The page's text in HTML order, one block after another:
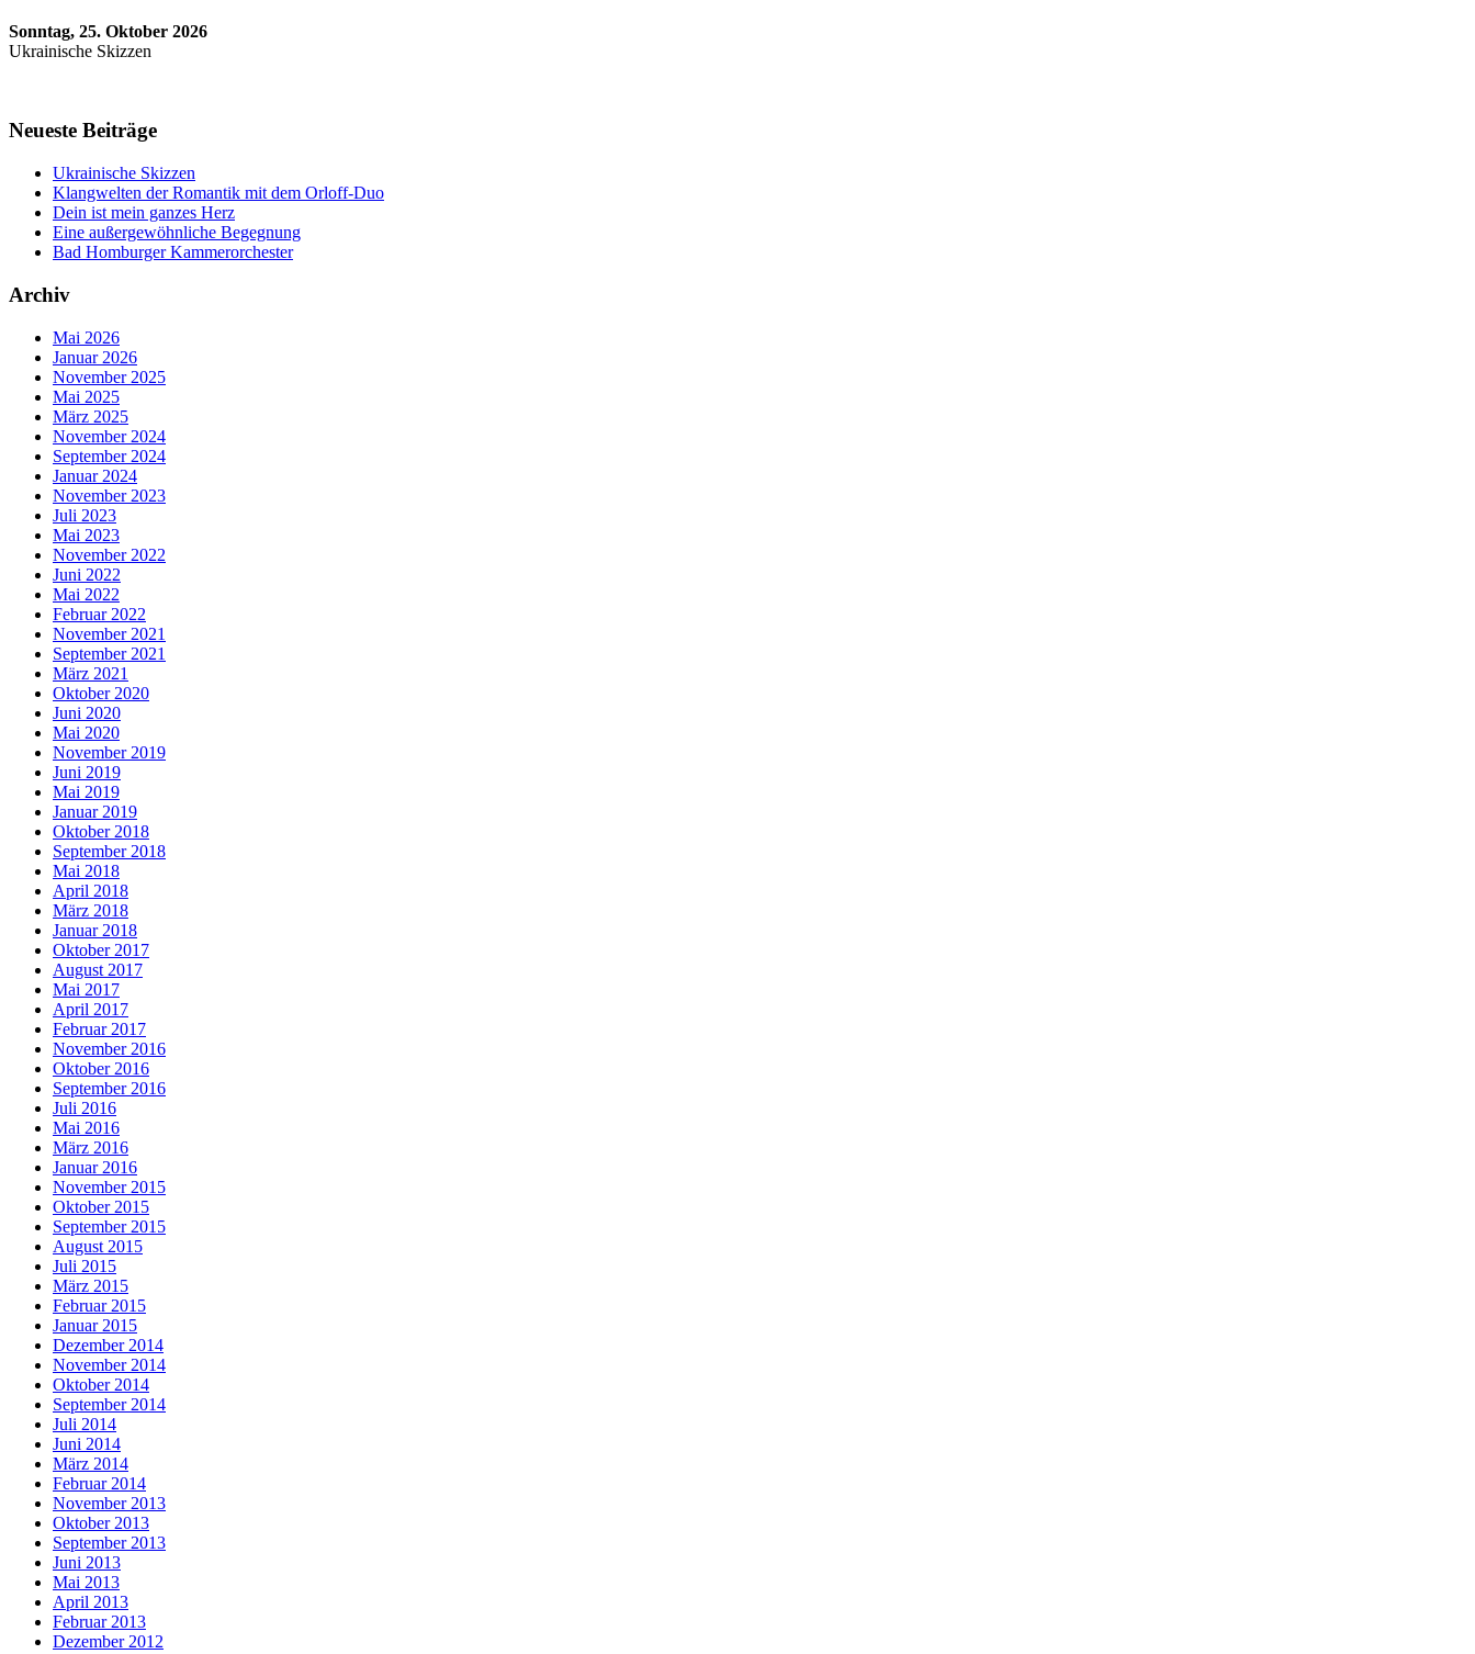
Sonntag, 25. Oktober 2026
Ukrainische Skizzen
Neueste Beiträge
Ukrainische Skizzen
Klangwelten der Romantik mit dem Orloff-Duo
Dein ist mein ganzes Herz
Eine außergewöhnliche Begegnung
Bad Homburger Kammerorchester
Archiv
Mai 2026
Januar 2026
November 2025
Mai 2025
März 2025
November 2024
September 2024
Januar 2024
November 2023
Juli 2023
Mai 2023
November 2022
Juni 2022
Mai 2022
Februar 2022
November 2021
September 2021
März 2021
Oktober 2020
Juni 2020
Mai 2020
November 2019
Juni 2019
Mai 2019
Januar 2019
Oktober 2018
September 2018
Mai 2018
April 2018
März 2018
Januar 2018
Oktober 2017
August 2017
Mai 2017
April 2017
Februar 2017
November 2016
Oktober 2016
September 2016
Juli 2016
Mai 2016
März 2016
Januar 2016
November 2015
Oktober 2015
September 2015
August 2015
Juli 2015
März 2015
Februar 2015
Januar 2015
Dezember 2014
November 2014
Oktober 2014
September 2014
Juli 2014
Juni 2014
März 2014
Februar 2014
November 2013
Oktober 2013
September 2013
Juni 2013
Mai 2013
April 2013
Februar 2013
Dezember 2012